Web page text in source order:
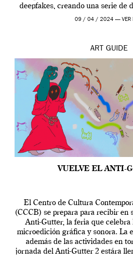
deepfakes, creando una serie de
por […]
09 / 04 / 2024 — VER
ART GUIDE
VUELVE EL ANTI-
El Centro de Cultura
(CCCB) se prepara para recibir en
Anti-Gutter, la feria que celebra
microedición gráfica y sonora. La
además de las actividades en
jornada del Anti-Gutter 2 estára